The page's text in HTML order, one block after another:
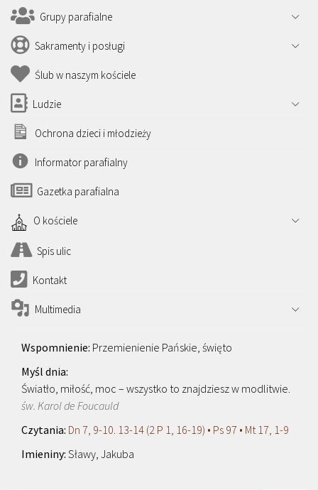
Grupy parafialne
Sakramenty i posługi
Ślub w naszym kościele
Ludzie
Ochrona dzieci i młodzieży
Informator parafialny
Gazetka parafialna
O kościele
Spis ulic
Kontakt
Multimedia
Przemienienie Pańskie, święto
Światło, miłość, moc – wszystko to znajdziesz w modlitwie.
św. Karol de Foucauld
Dn 7, 9-10. 13-14 (2 P 1, 16-19) • Ps 97 • Mt 17, 1-9
Sławy, Jakuba